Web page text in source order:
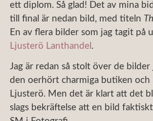
ett diplom. Så glad! Det av mina
till final är nedan bild, med titeln
En av flera bilder som jag tagit på
Ljusterö Lanthandel .
Jag är redan så stolt över de
den oerhört charmiga butiken och
Ljusterö. Men det är klart att det
slags bekräftelse att en bild